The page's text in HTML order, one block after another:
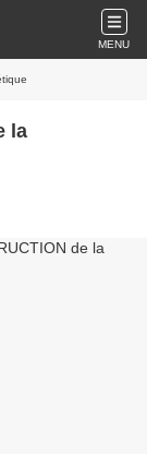
MENU
la